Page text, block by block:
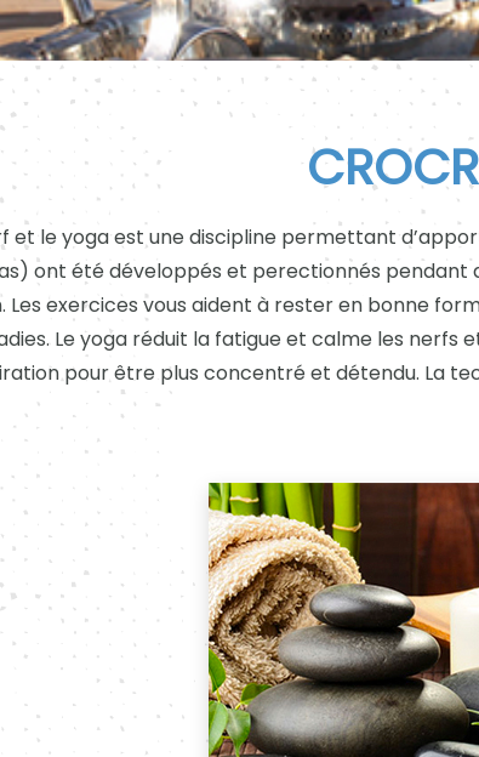
et le yoga est une discipline permettant
ont été développés et perectionnés pendant
Les exercices vous aident à rester en bonne
Le yoga réduit la fatigue et calme les nerfs
pour être plus concentré et détendu. La